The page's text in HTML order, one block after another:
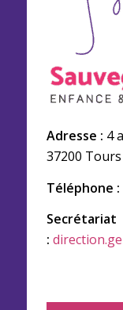
Adresse : 4
37200 Tours
Téléphone :
Secrétariat
: